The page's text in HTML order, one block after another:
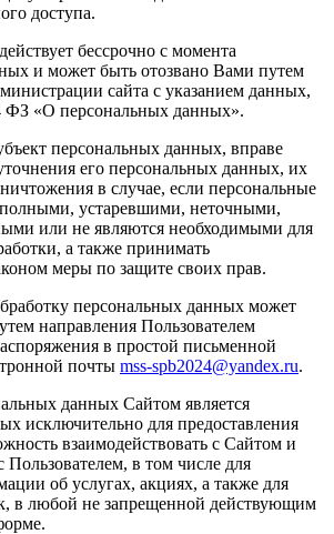
доступа.
бессрочно с момента
и может быть отозвано Вами путем
сайта с указанием данных,
ФЗ «О персональных данных».
персональных данных, вправе
его персональных данных, их
в случае, если персональные
устаревшими, неточными,
или не являются необходимыми для
а также принимать
меры по защите своих прав.
персональных данных может
направления Пользователем
в простой письменной
почты mss-spb2024@yandex.ru.
данных Сайтом является
исключительно для предоставления
взаимодействовать с Сайтом и
Пользователем, в том числе для
об услугах, акциях, а также для
в любой не запрещенной действующим